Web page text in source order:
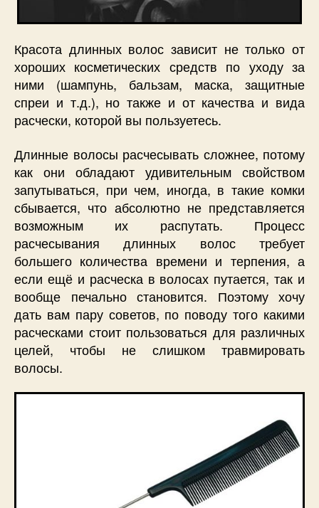
Красота длинных волос зависит не только от
хороших косметических средств по уходу за
ними (шампунь, бальзам, маска, защитные
спреи и т.д.), но также и от качества и вида
расчески, которой вы пользуетесь.
Длинные волосы расчесывать сложнее, потому
как они обладают удивительным свойством
запутываться, при чем, иногда, в такие комки
сбывается, что абсолютно не представляется
возможным их распутать. Процесс
расчесывания длинных волос требует
большего количества времени и терпения, а
если ещё и расческа в волосах путается, так и
вообще печально становится. Поэтому хочу
дать вам пару советов, по поводу того какими
расческами стоит пользоваться для различных
целей, чтобы не слишком травмировать
волосы.